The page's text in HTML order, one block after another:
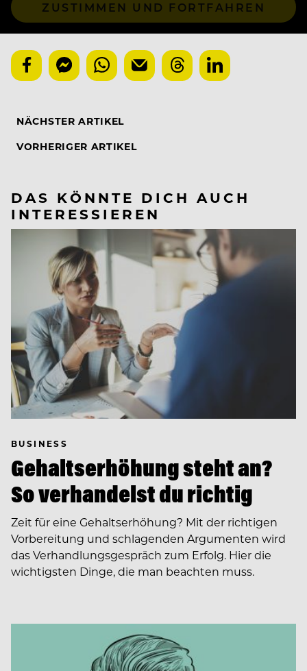
ZUSTIMMEN UND FORTFAHREN
NÄCHSTER ARTIKEL
VORHERIGER ARTIKEL
DAS KÖNNTE DICH AUCH
INTERESSIEREN
BUSINESS
Gehaltserhöhung steht an?
So verhandelst du richtig
Zeit für eine Gehaltserhöhung? Mit der richtigen
Vorbereitung und schlagenden Argumenten wird
das Verhandlungsgespräch zum Erfolg. Hier die
wichtigsten Dinge, die man beachten muss.